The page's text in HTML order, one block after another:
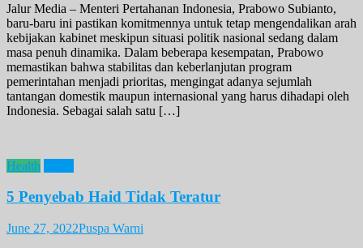
Jalur Media – Menteri Pertahanan Indonesia, Prabowo Subianto,
baru-baru ini pastikan komitmennya untuk tetap mengendalikan arah
kebijakan kabinet meskipun situasi politik nasional sedang dalam
masa penuh dinamika. Dalam beberapa kesempatan, Prabowo
memastikan bahwa stabilitas dan keberlanjutan program
pemerintahan menjadi prioritas, mengingat adanya sejumlah
tantangan domestik maupun internasional yang harus dihadapi oleh
Indonesia. Sebagai salah satu […]
Health
5 Penyebab Haid Tidak Teratur
June 27, 2022Puspa Warni